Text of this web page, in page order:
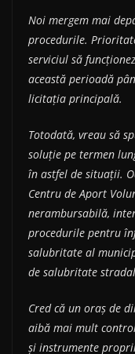
Noi mergem mai
procedurile.
serviciul să
această perioadă
licitația principală.
Totodată, vreau să
soluție pe termen
în astfel de situații.
Centru de Aport
nerambursabilă,
procedurile pentru
salubritate al
de salubritate
Cred că un oraș de
aibă mai mult
și instrumente